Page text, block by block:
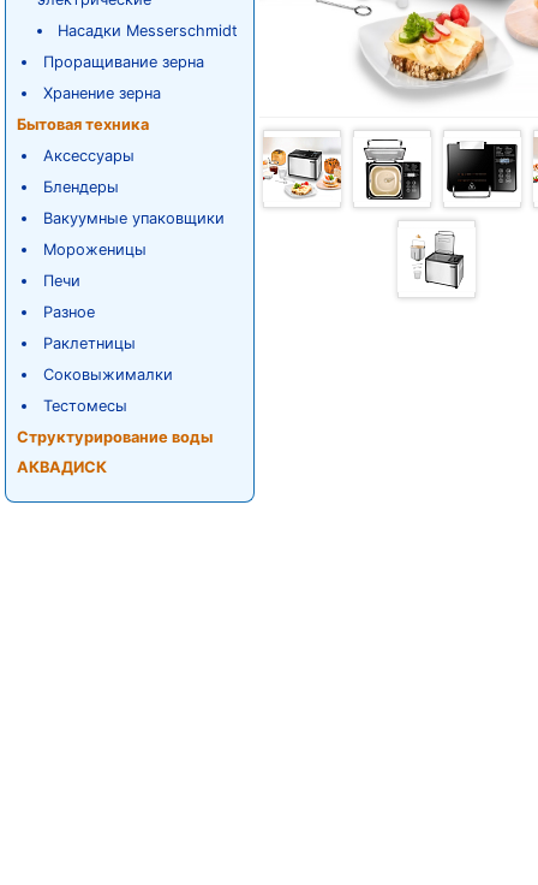
Насадки Messerschmidt
Проращивание зерна
Хранение зерна
Бытовая техника
Аксессуары
Блендеры
Вакуумные упаковщики
Мороженицы
Печи
Разное
Раклетницы
Соковыжималки
Тестомесы
Структурирование воды
АКВАДИСК